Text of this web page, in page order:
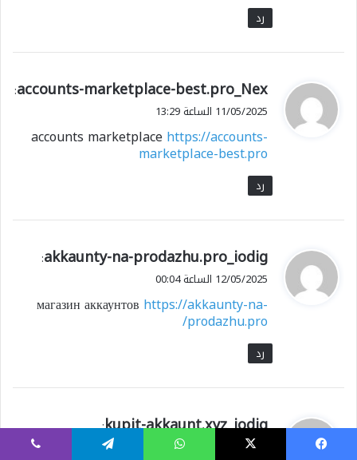
رد
ي
ق
ل
accounts-marketplace-best.pro_Nex
:
11/05/2025 الساعة 13:29
accounts marketplacehttps://accounts-
marketplace-best.pro
رد
ي
ق
ل
akkaunty-na-prodazhu.pro_iodig
:
12/05/2025 الساعة 00:04
магазин аккаунтов https://akkaunty-na-
prodazhu.pro/
رد
ي
kupit-akkaunt.xyz_iodig
:
12/05/2025 الساعة 00:15